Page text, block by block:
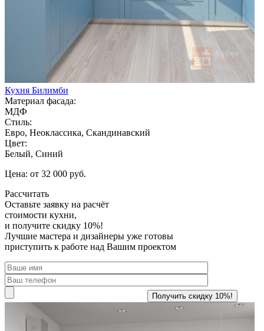
Кухня Билимби
Материал фасада:
МДФ
Стиль:
Евро, Неоклассика, Скандинавский
Цвет:
Белый, Синий
Цена: от 32 000 руб.
Рассчитать
Оставьте заявку на расчёт
стоимости кухни,
и получите скидку 10%!
Лучшие мастера и дизайнеры уже готовы
приступить к работе над Вашим проектом